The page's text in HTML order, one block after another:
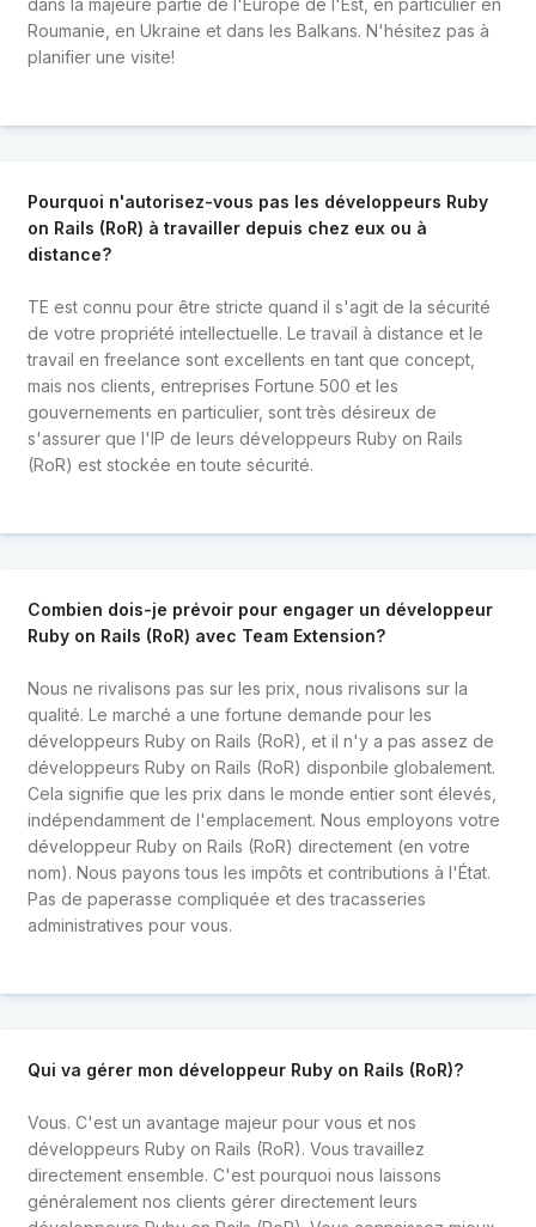
dans la majeure partie de l'Europe de l'Est, en particulier en
Roumanie, en Ukraine et dans les Balkans. N'hésitez pas à
planifier une visite!
Pourquoi n'autorisez-vous pas les développeurs Ruby
on Rails (RoR) à travailler depuis chez eux ou à
distance?
TE est connu pour être stricte quand il s'agit de la sécurité
de votre propriété intellectuelle. Le travail à distance et le
travail en freelance sont excellents en tant que concept,
mais nos clients, entreprises Fortune 500 et les
gouvernements en particulier, sont très désireux de
s'assurer que l'IP de leurs développeurs Ruby on Rails
(RoR) est stockée en toute sécurité.
Combien dois-je prévoir pour engager un développeur
Ruby on Rails (RoR) avec Team Extension?
Nous ne rivalisons pas sur les prix, nous rivalisons sur la
qualité. Le marché a une fortune demande pour les
développeurs Ruby on Rails (RoR), et il n'y a pas assez de
développeurs Ruby on Rails (RoR) disponbile globalement.
Cela signifie que les prix dans le monde entier sont élevés,
indépendamment de l'emplacement. Nous employons votre
développeur Ruby on Rails (RoR) directement (en votre
nom). Nous payons tous les impôts et contributions à l'État.
Pas de paperasse compliquée et des tracasseries
administratives pour vous.
Qui va gérer mon développeur Ruby on Rails (RoR)?
Vous. C'est un avantage majeur pour vous et nos
développeurs Ruby on Rails (RoR). Vous travaillez
directement ensemble. C'est pourquoi nous laissons
généralement nos clients gérer directement leurs